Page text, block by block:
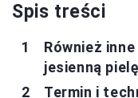
Spis treści
Również
jesienną
Termin i